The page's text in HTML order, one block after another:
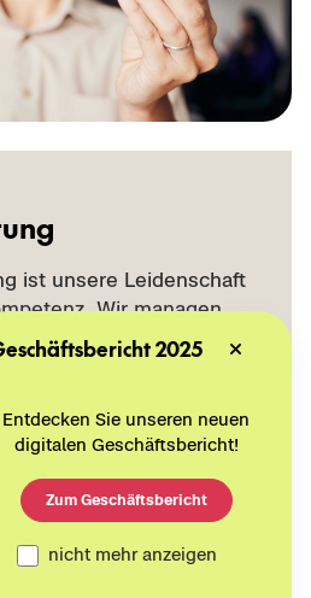
ist un­se­re Lei­den­schaft
Wir ma­na­gen
der ers­ten Be­kannt­ma­
der För­der­maß­nah­
2025
Entdecken Sie unseren neuen
digitalen Geschäftsbericht!
Zum Geschäftsbericht
nicht mehr anzeigen